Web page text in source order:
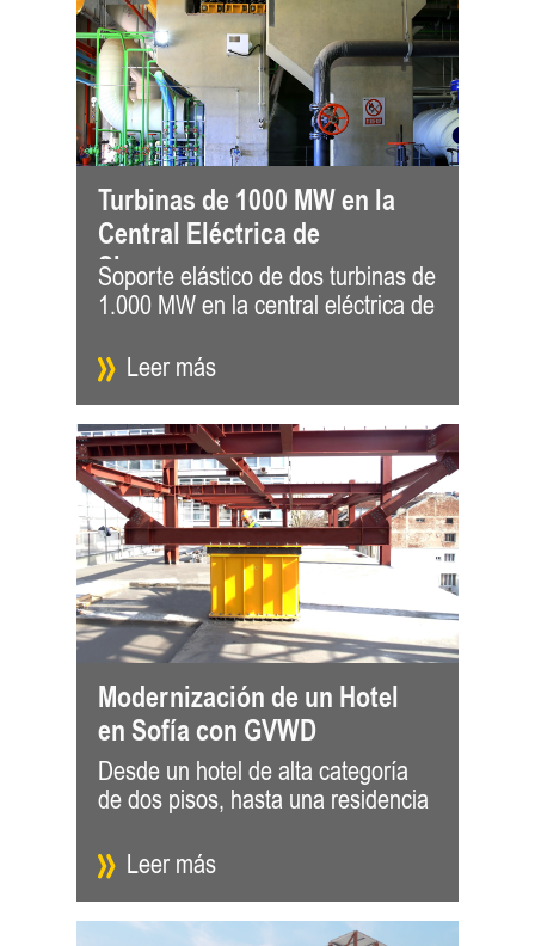
Turbinas de 1000 MW en la
Central Eléctrica de
Shougang
Soporte elástico de dos turbinas de
1.000 MW en la central eléctrica de
Shougang (China) La central
eléctrica de Shandong Shouguang
Leer más
Modernización de un Hotel
en Sofía con GVWD
Desde un hotel de alta categoría
de dos pisos, hasta una residencia
de lujo de dos pisos más siete con
Leer más